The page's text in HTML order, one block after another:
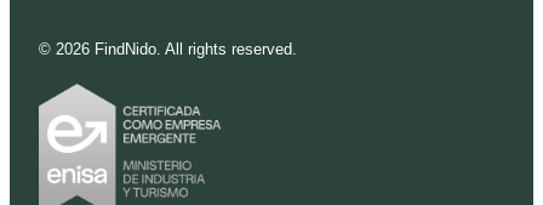
© 2026 FindNido. All rights reserved.